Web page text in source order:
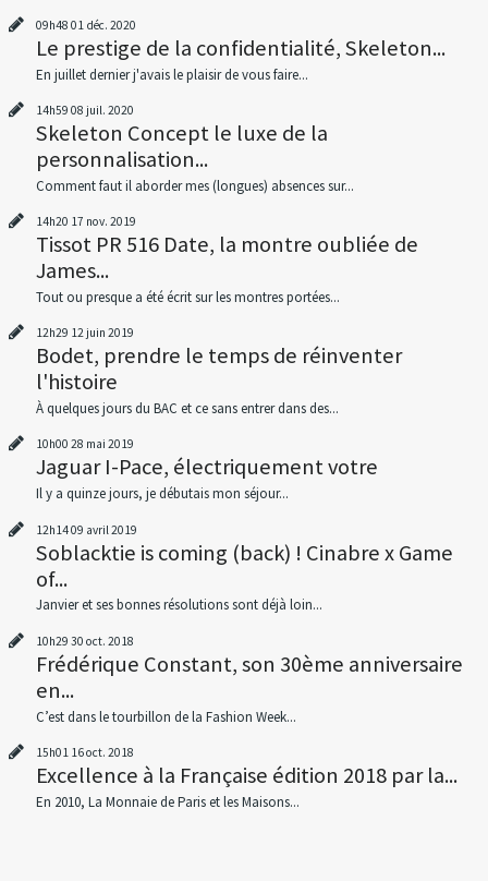
09h48 01 déc. 2020
Le prestige de la confidentialité, Skeleton...
En juillet dernier j'avais le plaisir de vous faire...
14h59 08 juil. 2020
Skeleton Concept le luxe de la
personnalisation...
Comment faut il aborder mes (longues) absences sur...
14h20 17 nov. 2019
Tissot PR 516 Date, la montre oubliée de
James...
Tout ou presque a été écrit sur les montres portées...
12h29 12 juin 2019
Bodet, prendre le temps de réinventer
l'histoire
À quelques jours du BAC et ce sans entrer dans des...
10h00 28 mai 2019
Jaguar I-Pace, électriquement votre
Il y a quinze jours, je débutais mon séjour...
12h1409 avril 2019
Soblacktie is coming (back) ! Cinabre x Game
of...
Janvier et ses bonnes résolutions sont déjà loin...
10h29 30 oct. 2018
Frédérique Constant, son 30ème anniversaire
en...
C’est dans le tourbillon de la Fashion Week...
15h01 16oct. 2018
Excellence à la Française édition 2018 par la...
En 2010, La Monnaie de Paris et les Maisons...